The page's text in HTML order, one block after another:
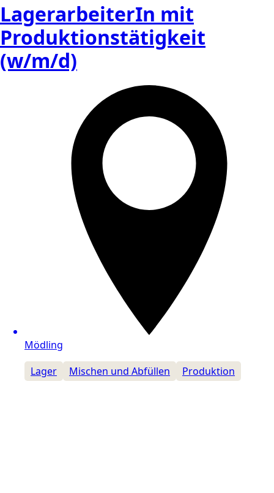
LagerarbeiterIn mit
Produktionstätigkeit
(w/m/d)
Mödling
Lager
Mischen und Abfüllen Produktion